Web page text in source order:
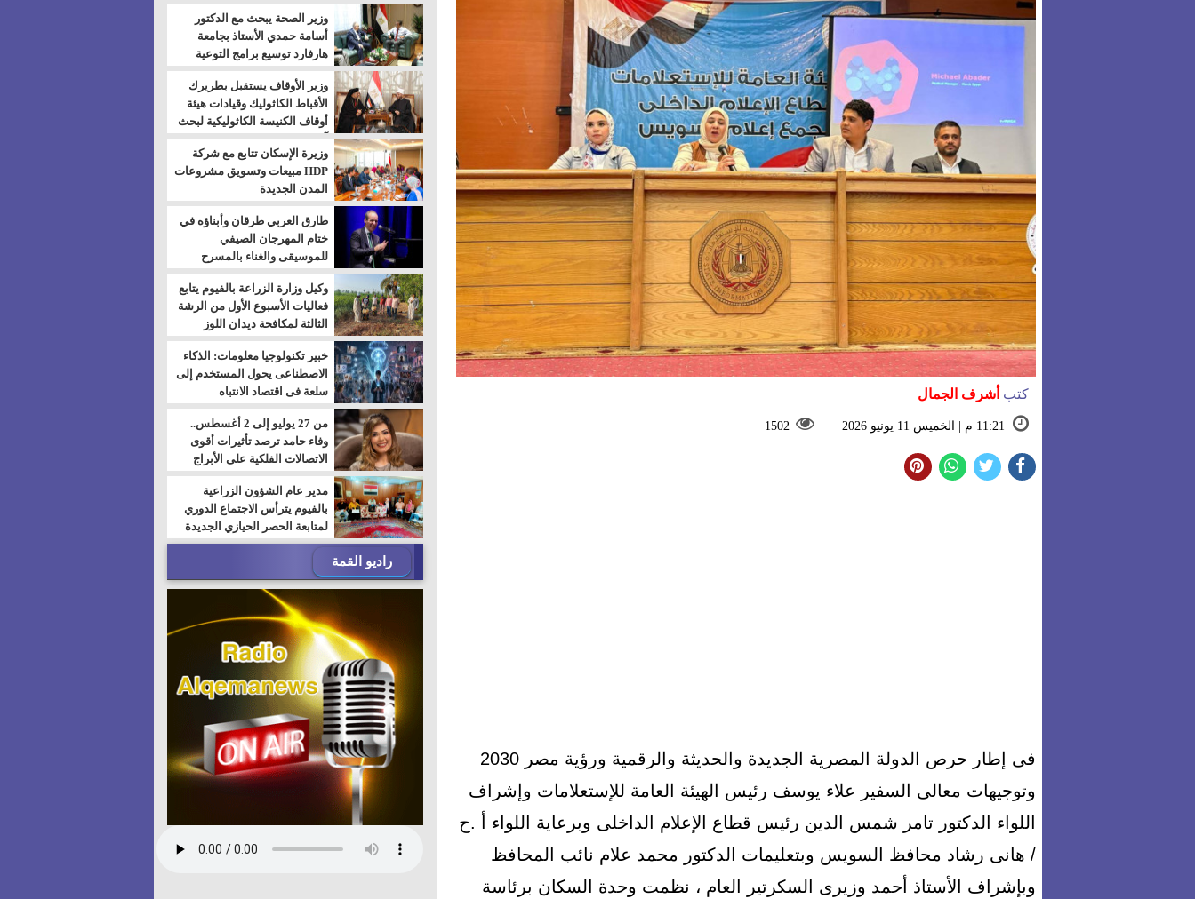
كتب أشرف الجمال
11:21 م | الخميس 11 يونيو 2026 1502
فى إطار حرص الدولة المصرية الجديدة والحديثة والرقمية ورؤية مصر 2030
وتوجيهات معالى السفير علاء يوسف رئيس الهيئة العامة للإستعلامات وإشراف
اللواء الدكتور تامر شمس الدين رئيس قطاع الإعلام الداخلى وبرعاية اللواء أ .ح
/ هانى رشاد محافظ السويس وبتعليمات الدكتور محمد علام نائب المحافظ
وبإشراف الأستاذ أحمد وزيرى السكرتير العام ، نظمت وحدة السكان برئاسة
بالسويس
وزير الصحة يبحث مع الدكتور
أسامة حمدي الأستاذ بجامعة
هارفارد توسيع برامج التوعية
بمرض السكري
وزير الأوقاف يستقبل بطريرك
الأقباط الكاثوليك وقيادات هيئة
أوقاف الكنيسة الكاثوليكية لبحث
آفاق التعاون المشترك
وزيرة الإسكان تتابع مع شركة
HDP مبيعات وتسويق مشروعات
المدن الجديدة
طارق العربي طرقان وأبناؤه في
ختام المهرجان الصيفي
للموسيقى والغناء بالمسرح
المكشوف
وكيل وزارة الزراعة بالفيوم يتابع
فعاليات الأسبوع الأول من الرشة
الثالثة لمكافحة ديدان اللوز
للقطن
خبير تكنولوجيا معلومات: الذكاء
الاصطناعى يحول المستخدم إلى
سلعة فى اقتصاد الانتباه
من 27 يوليو إلى 2 أغسطس..
وفاء حامد ترصد تأثيرات أقوى
الاتصالات الفلكية على الأبراج
مدير عام الشؤون الزراعية
بالفيوم يترأس الاجتماع الدوري
لمتابعة الحصر الحيازي الجديدة
راديو القمة